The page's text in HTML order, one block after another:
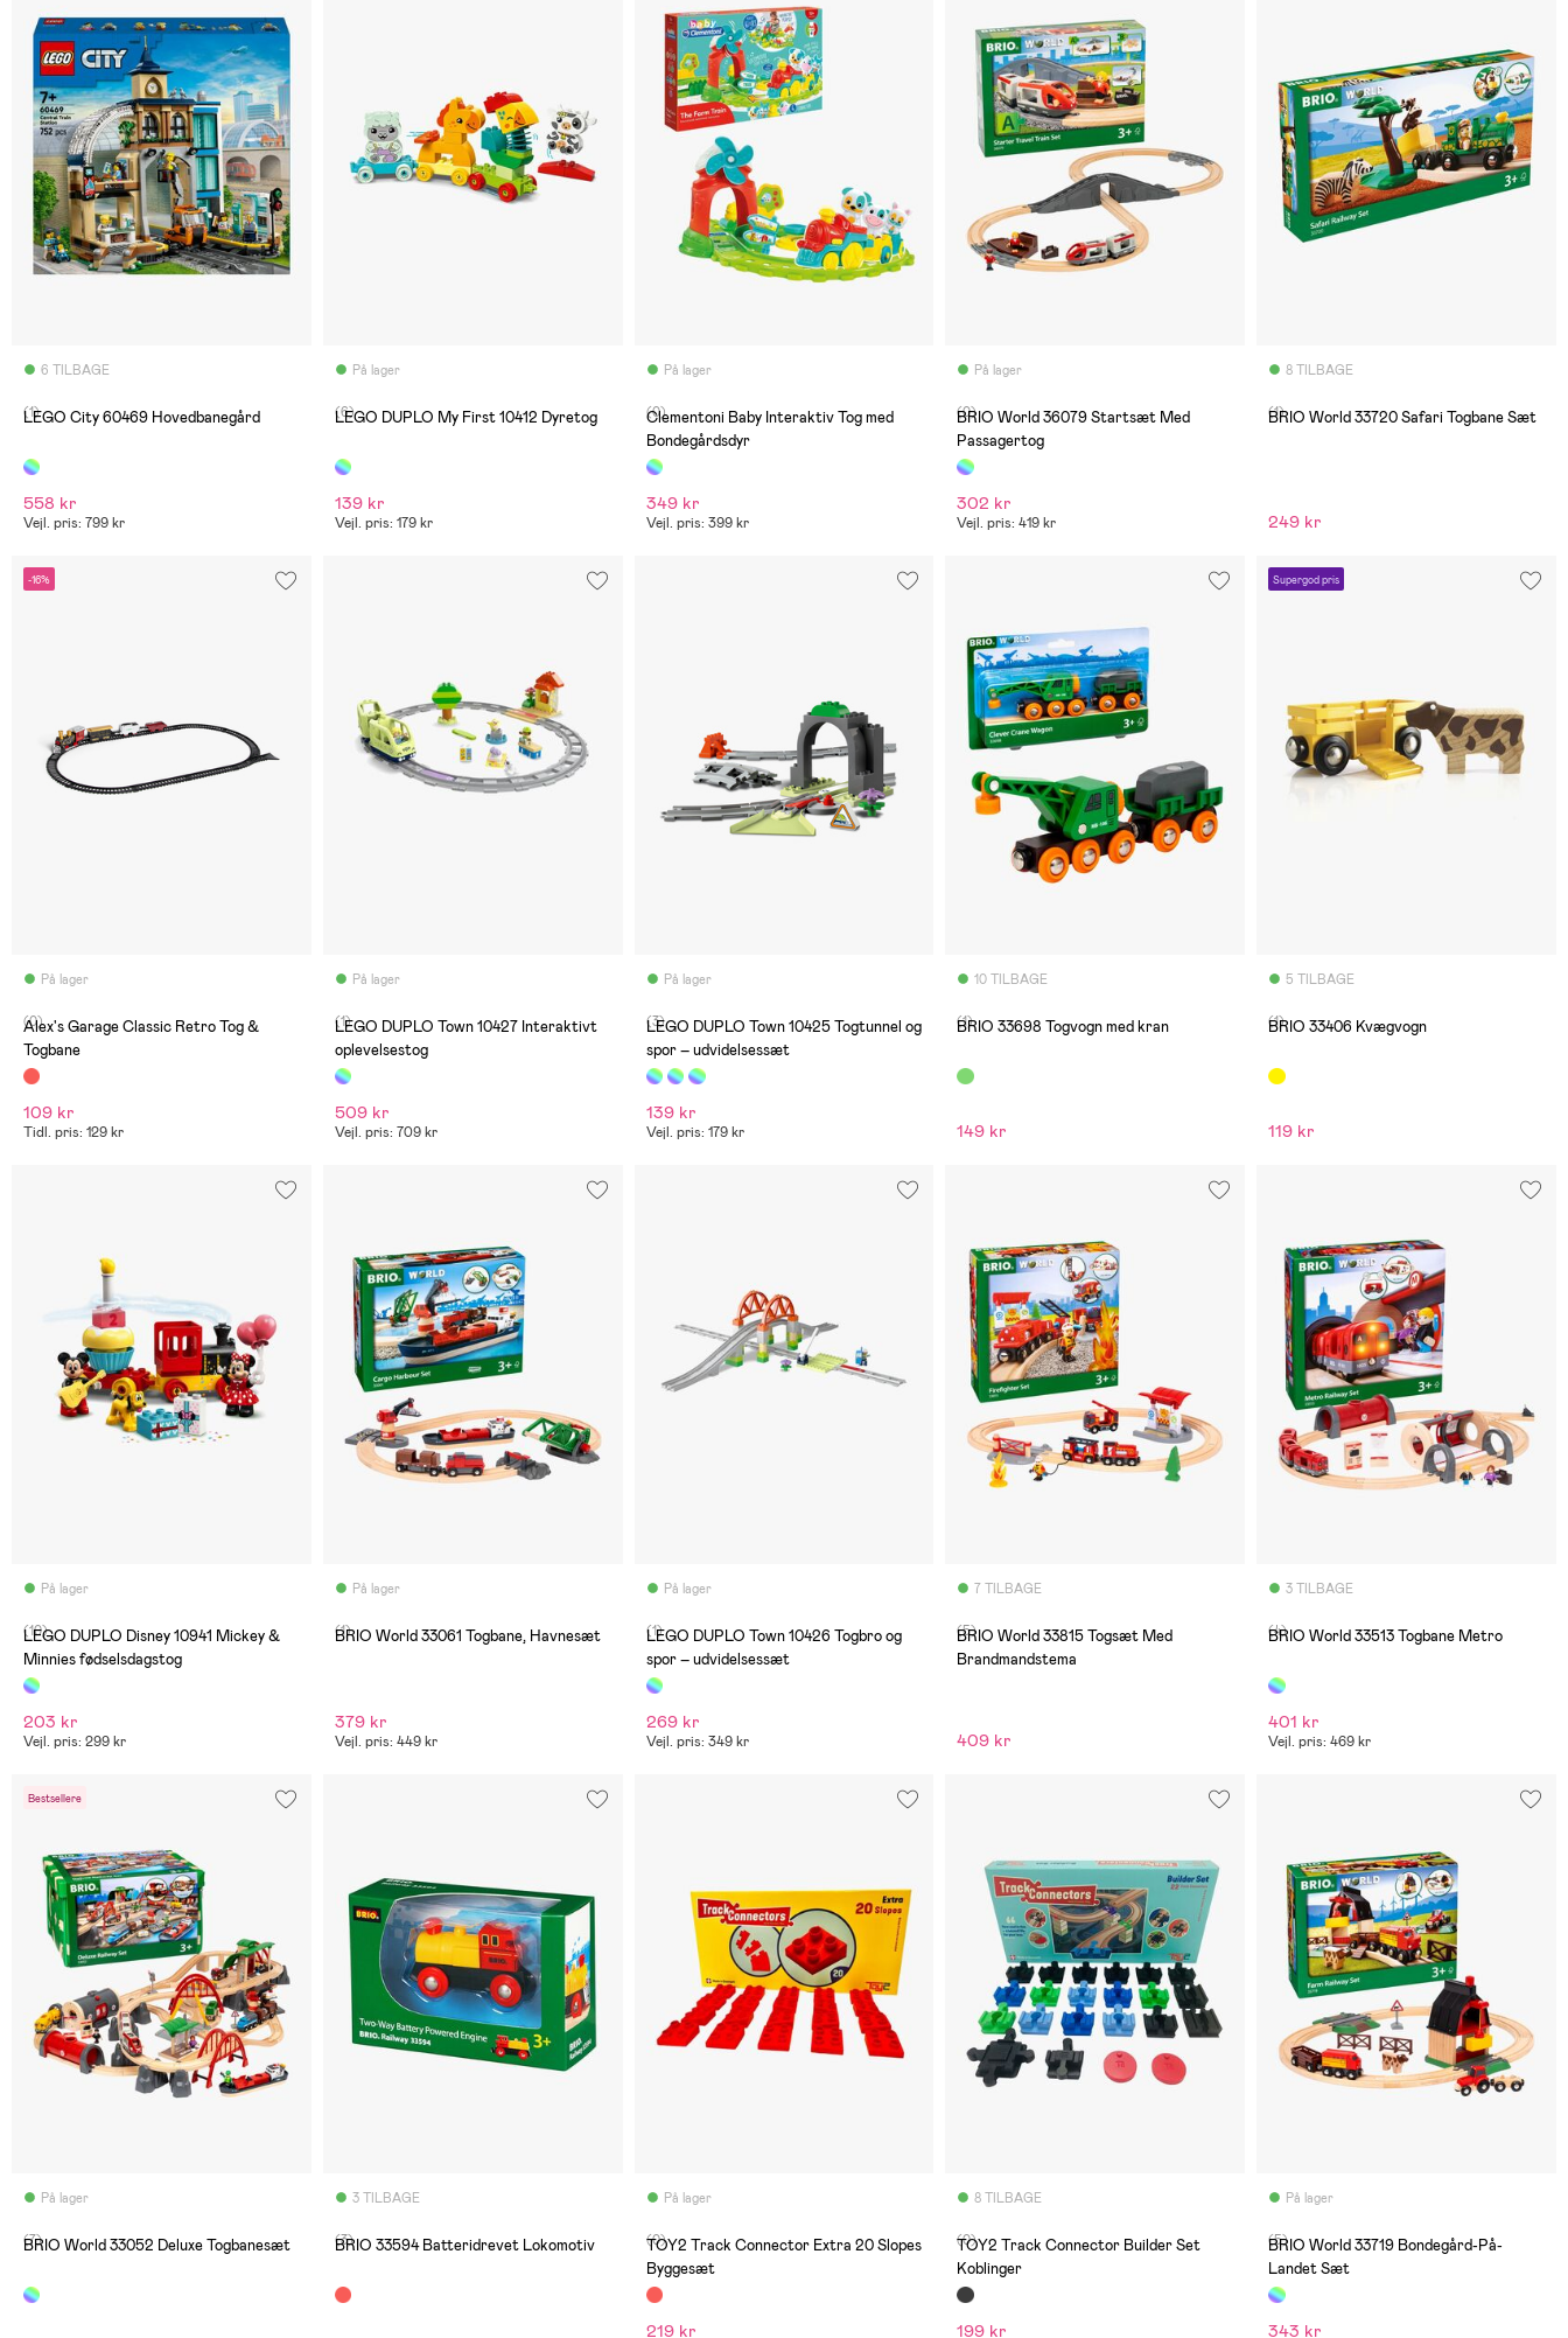
6 TILBAGE
(1)
LEGO City 60469 Hovedbanegård
558 kr
Vejl. pris: 799 kr
På lager
(6)
LEGO DUPLO My First 10412 Dyretog
139 kr
Vejl. pris: 179 kr
På lager
(0)
Clementoni Baby Interaktiv Tog med
Bondegårdsdyr
349 kr
Vejl. pris: 399 kr
På lager
(0)
BRIO World 36079 Startsæt Med
Passagertog
302 kr
Vejl. pris: 419 kr
8 TILBAGE
(1)
BRIO World 33720 Safari Togbane Sæt
249 kr
-16%
På lager
(0)
Alex's Garage Classic Retro Tog &
Togbane
109 kr
Tidl. pris: 129 kr
På lager
(1)
LEGO DUPLO Town 10427 Interaktivt
oplevelsestog
509 kr
Vejl. pris: 709 kr
På lager
(3)
LEGO DUPLO Town 10425 Togtunnel og
spor – udvidelsessæt
139 kr
Vejl. pris: 179 kr
10 TILBAGE
(1)
BRIO 33698 Togvogn med kran
149 kr
Supergod pris
5 TILBAGE
(1)
BRIO 33406 Kvægvogn
119 kr
På lager
(10)
LEGO DUPLO Disney 10941 Mickey &
Minnies fødselsdagstog
203 kr
Vejl. pris: 299 kr
På lager
(1)
BRIO World 33061 Togbane, Havnesæt
379 kr
Vejl. pris: 449 kr
På lager
(1)
LEGO DUPLO Town 10426 Togbro og
spor – udvidelsessæt
269 kr
Vejl. pris: 349 kr
7 TILBAGE
(5)
BRIO World 33815 Togsæt Med
Brandmandstema
409 kr
3 TILBAGE
(4)
BRIO World 33513 Togbane Metro
401 kr
Vejl. pris: 469 kr
Bestsellere
På lager
(7)
BRIO World 33052 Deluxe Togbanesæt
3 TILBAGE
(3)
BRIO 33594 Batteridrevet Lokomotiv
På lager
(0)
TOY2 Track Connector Extra 20 Slopes
Byggesæt
219 kr
8 TILBAGE
(0)
TOY2 Track Connector Builder Set
Koblinger
199 kr
På lager
(5)
BRIO World 33719 Bondegård-På-
Landet Sæt
343 kr